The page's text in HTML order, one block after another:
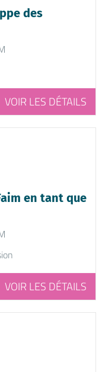
des
VOIR LES DÉTAILS
en tant que
VOIR LES DÉTAILS